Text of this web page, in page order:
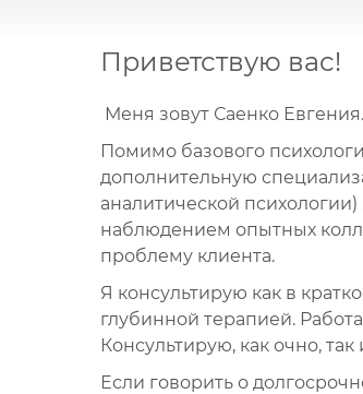
Приветствую вас!
Меня зовут Саенко
Помимо базового
дополнительную
аналитической
наблюдением опытных
проблему клиента.
Я консультирую как в
глубинной терапией.
Консультирую, как очно,
Если говорить о